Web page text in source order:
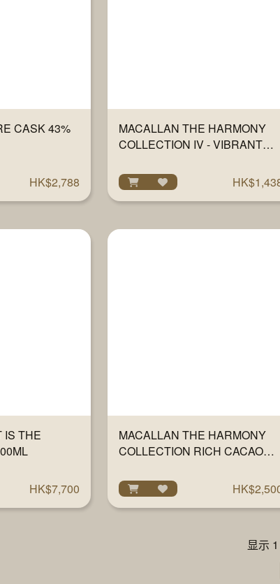
CASK 43%
HK$2,788
MACALLAN THE HARMONY
COLLECTION IV - VIBRANT
IS THE
HK$7,700
MACALLAN THE HARMONY
COLLECTION RICH CACAO
显示